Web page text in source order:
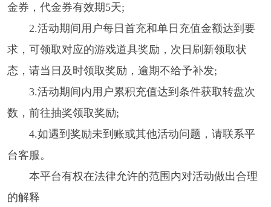
金券，代金券有效期5天;
2.活动期间用户每日首充和单日充值金额达到要
求，可领取对应的游戏道具奖励，次日刷新领取状
态，请当日及时领取奖励，逾期不给予补发;
3.活动期间内用户累积充值达到条件获取转盘次
数，前往抽奖领取奖励;
4.如遇到奖励未到账或其他活动问题，请联系平
台客服。
本平台有权在法律允许的范围内对活动做出合理
的解释